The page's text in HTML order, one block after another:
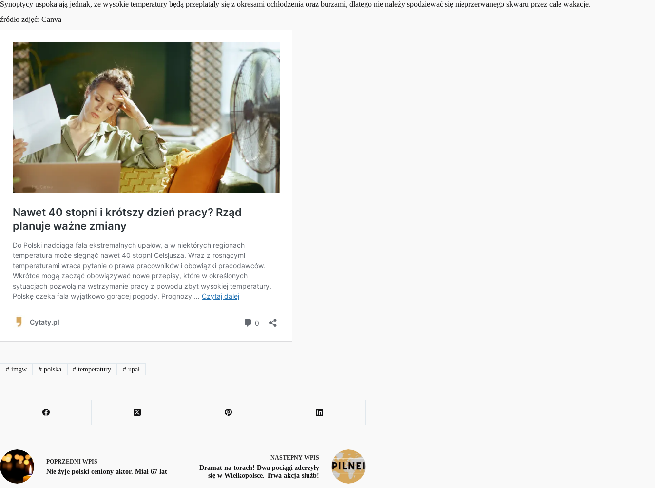
Synoptycy uspokajają jednak, że wysokie temperatury będą przeplatały się z okresami ochłodzenia oraz burzami, dlatego nie należy spodziewać się nieprzerwanego skwaru przez całe wakacje.
źródło zdjęć: Canva
#imgw #polska # temperatury # upał
POPRZEDNI WPIS
Nie żyje polski ceniony aktor. Miał 67 lat
NASTĘPNY WPIS
Dramat na torach! Dwa pociągi zderzyły
się w Wielkopolsce. Trwa akcja służb!